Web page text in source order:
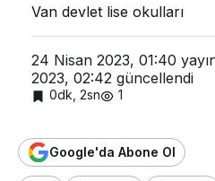
Van devlet lise okulları
24 Nisan 2023, 01:40
2023, 02:42 güncellendi
0dk, 2sn 1
Google'da Abone Ol